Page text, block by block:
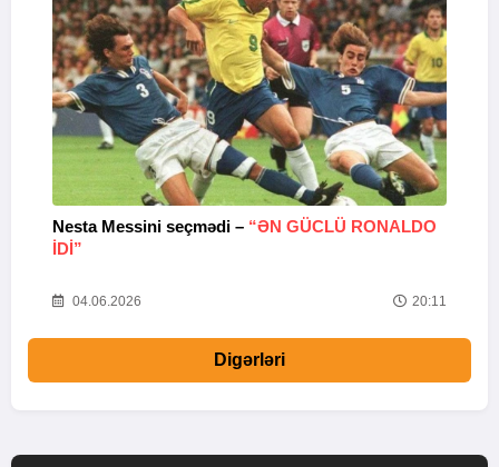
Nesta Messini seçmədi – “ƏN GÜCLÜ RONALDO
IDI”
04.06.2026 20:11
Digərləri